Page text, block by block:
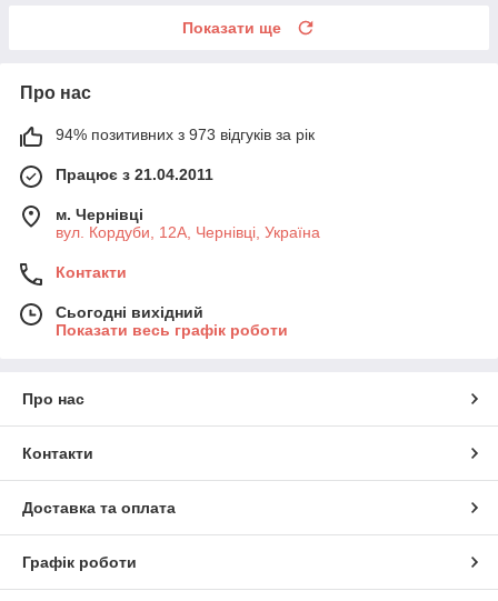
Показати ще
Про нас
94% позитивних з 973 відгуків за рік
Працює з 21.04.2011
м. Чернівці
вул. Кордуби, 12А, Чернівці, Україна
Контакти
Сьогодні вихідний
Показати весь графік роботи
Про нас
Контакти
Доставка та оплата
Графік роботи